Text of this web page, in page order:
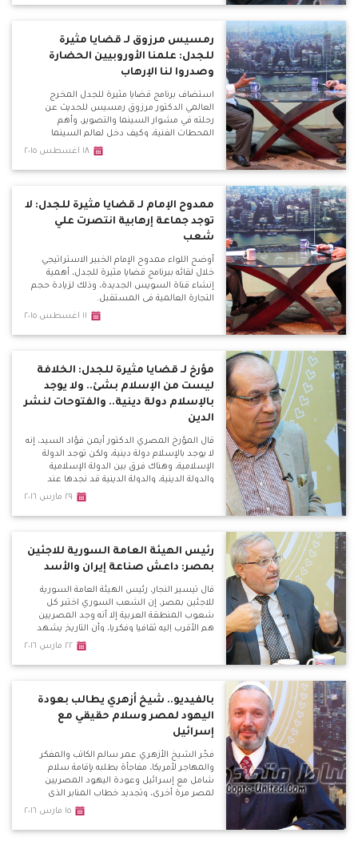
رمسيس مرزوق لـ قضايا مثيرة
للجدل: علمنا الأوروبيين الحضارة
وصدروا لنا الإرهاب
استضاف برنامج قضايا مثيرة للجدل المخرج
العالمي الدكتور مرزوق رمسيس للحديث عن
رحلته في مشوار السينما والتصوير، وأهم
المحطات الفنية، وكيف دخل لعالم السينما
١٨ اغسطس ٢٠١٥
ممدوح الإمام لـ قضايا مثيرة للجدل: لا
توجد جماعة إرهابية انتصرت علي
شعب
أوضح اللواء ممدوح الإمام الخبير الاستراتيجي
خلال لقائه ببرنامج قضايا مثيرة للجدل، أهمية
إنشاء قناة السويس الجديدة، وذلك لزيادة حجم
التجارة العالمية في المستقبل.
١١ اغسطس ٢٠١٥
مؤرخ لـ قضايا مثيرة للجدل: الخلافة
ليست من الإسلام بشئ.. ولا يوجد
بالإسلام دولة دينية.. والفتوحات لنشر
الدين
قال المؤرخ المصري الدكتور أيمن فؤاد السيد، إنه
لا يوجد بالإسلام دولة دينية، ولكن توجد الدولة
الإسلامية، وهناك فرق بين الدولة الإسلامية
والدولة الدينية، والدولة الدينية قد نجدها عند
٢٩ مارس ٢٠١٦
رئيس الهيئة العامة السورية للاجئين
بمصر: داعش صناعة إيران والأسد
قال تيسير النجار، رئيس الهيئة العامة السورية
للاجئين بمصر، إن الشعب السوري اختبر كل
شعوب المنطقة العربية إلا أنه وجد المصريين
هم الأقرب إليه ثقافيا وفكريا، وأن التاريخ يشهد
علي ذلك بأن الوحدة بين المصريين والشام دائما
الثقافي وحتى الطائفي واحد.
٢٢ مارس ٢٠١٦
بالفيديو.. شيخ أزهري يطالب بعودة
اليهود لمصر وسلام حقيقي مع
إسرائيل
فجّر الشيخ الأزهري عمر سالم الكاتب والمفكر
والمهاجر لأمريكا، مفاجأة بطلبه بإقامة سلام
شامل مع إسرائيل وعودة اليهود المصريين
لمصر مرة أخري، وتجديد خطاب المنابر الذي
يتحدث عن اليهود، وعودتهم للعيش بالدول
بأوروبا.
١٥ مارس ٢٠١٦